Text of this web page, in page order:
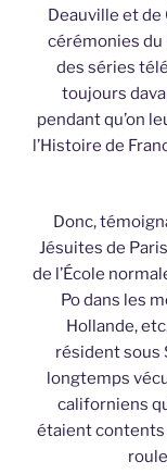
Deauville et de
cérémonies du
des séries
toujours
pendant qu’on
l’Histoire de
Donc,
Jésuites de
de l’École
Po dans les
Hollande,
résident sous
longtemps
californiens
étaient contents